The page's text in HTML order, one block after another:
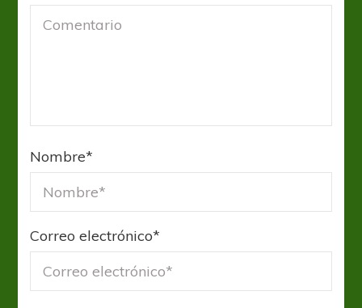
Nombre*
Correo electrónico*